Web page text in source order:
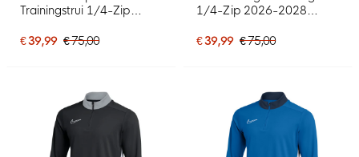
Trainingstrui 1/4-Zip
€ 39,99 € 75,00
1/4-Zip 2026-2028
€ 39,99 € 75,00